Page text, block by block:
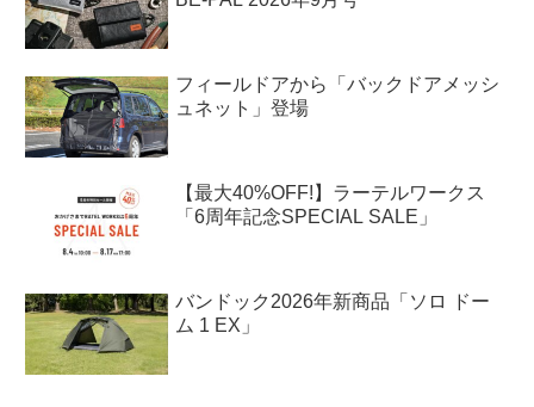
フィールドアから「バックドアメッシ
ュネット」登場
【最大40%OFF!】ラーテルワークス
「6周年記念SPECIAL SALE」
バンドック2026年新商品「ソロ ドー
ム 1 EX」